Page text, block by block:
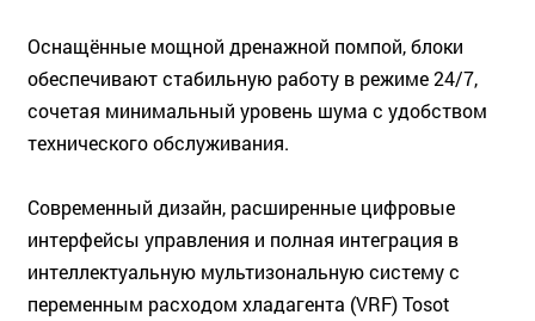
Оснащённые мощной дренажной помпой, блоки
обеспечивают стабильную работу в режиме 24/7,
сочетая минимальный уровень шума с удобством
технического обслуживания.
Современный дизайн, расширенные цифровые
интерфейсы управления и полная интеграция в
интеллектуальную мультизональную систему с
переменным расходом хладагента (VRF) Tosot